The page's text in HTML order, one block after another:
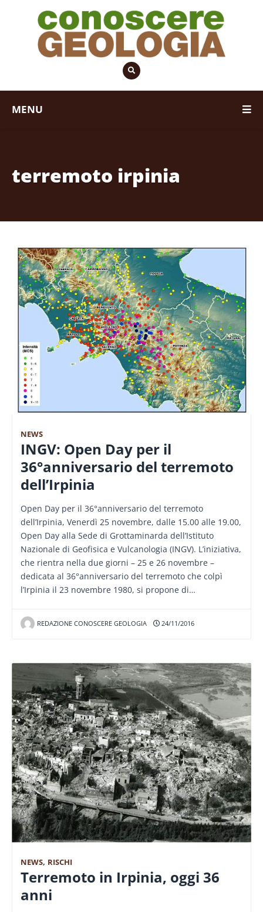
MENU
terremoto irpinia
NEWS
INGV: Open Day per il
36°anniversario del terremoto
dell’Irpinia
Open Day per il 36°anniversario del terremoto
dell’Irpinia, Venerdì 25 novembre, dalle 15.00 alle 19.00,
Open Day alla Sede di Grottaminarda dell’Istituto
Nazionale di Geofisica e Vulcanologia (INGV). L’iniziativa,
che rientra nella due giorni – 25 e 26 novembre –
dedicata al 36°anniversario del terremoto che colpì
l’Irpinia il 23 novembre 1980, si propone di…
REDAZIONE CONOSCERE GEOLOGIA 24/11/2016
NEWS, RISCHI
Terremoto in Irpinia, oggi 36
anni